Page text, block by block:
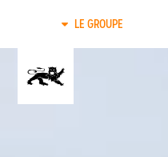
LE GROUPE